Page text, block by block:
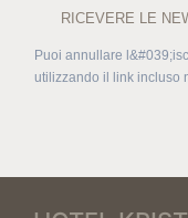
RICEVERE LE
Puoi annullare
utilizzando il link incluso